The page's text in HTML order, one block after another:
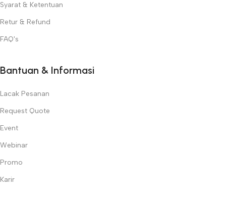
Syarat & Ketentuan
Retur & Refund
FAQ's
Bantuan & Informasi
Lacak Pesanan
Request Quote
Event
Webinar
Promo
Karir